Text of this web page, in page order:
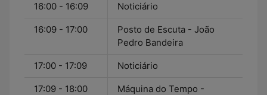
16:00 - 16:09 Noticiário
16:09 - 17:00
Posto de Escuta - João
Pedro Bandeira
17:00 - 17:09 Noticiário
17:09 - 18:00
Máquina do Tempo -